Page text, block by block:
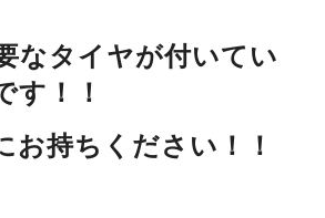
なタイヤが付いてい
す！！
お持ちください！！